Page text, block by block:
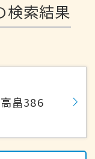
検索結果
畠386